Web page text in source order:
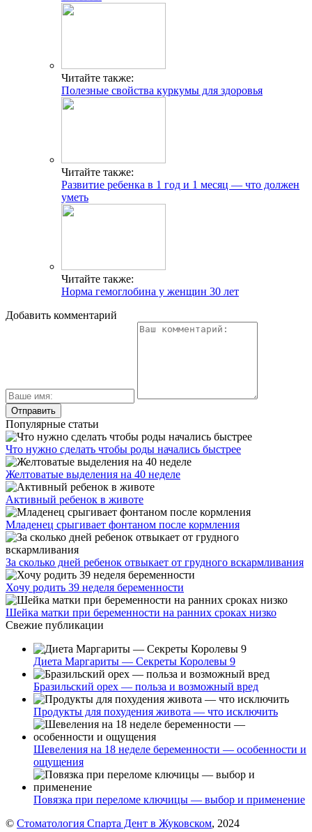
Читайте также:
Полезные свойства куркумы для здоровья
Читайте также:
Развитие ребенка в 1 год и 1 месяц — что должен
уметь
Читайте также:
Норма гемоглобина у женщин 30 лет
Добавить комментарий
Популярные статьи
Что нужно сделать чтобы роды начались быстрее
Желтоватые выделения на 40 неделе
Активный ребенок в животе
Младенец срыгивает фонтаном после кормления
За сколько дней ребенок отвыкает от грудного вскармливания
Хочу родить 39 неделя беременности
Шейка матки при беременности на ранних сроках низко
Свежие публикации
Диета Маргариты — Секреты Королевы 9
Бразильский орех — польза и возможный вред
Продукты для похудения живота — что исключить
Шевеления на 18 неделе беременности — особенности и
ощущения
Повязка при переломе ключицы — выбор и применение
© Стоматология Спарта Дент в Жуковском, 2024